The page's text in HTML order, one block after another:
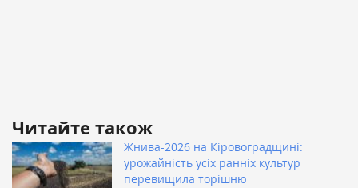
Читайте також
Жнива-2026 на Кіровоградщині:
урожайність усіх ранніх культур
перевищила торішню